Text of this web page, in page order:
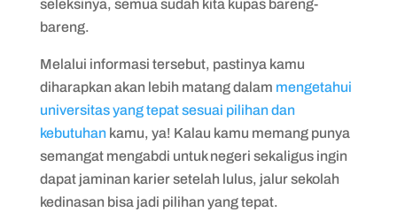
seleksinya, semua sudah kita kupas bareng-
bareng.
Melalui informasi tersebut, pastinya kamu
diharapkan akan lebih matang dalam mengetahui
universitas yang tepat sesuai pilihan dan
kebutuhankamu, ya! Kalau kamu memang punya
semangat mengabdi untuk negeri sekaligus ingin
dapat jaminan karier setelah lulus, jalur sekolah
kedinasan bisa jadi pilihan yang tepat.